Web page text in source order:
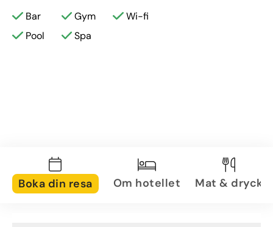
Bar
Gym
Wi-fi
Pool
Spa
Boka din resa Om hotellet Mat & dryck